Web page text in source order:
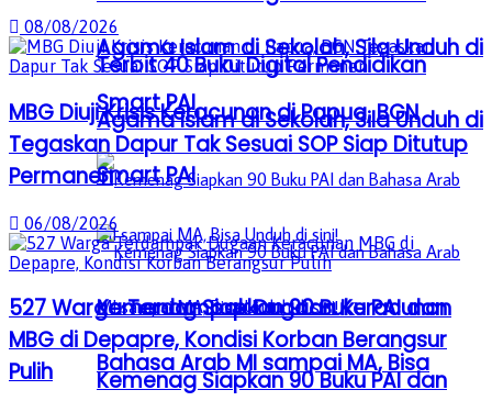
Agama Islam di Sekolah, Sila Unduh di
Smart PAI
Kemenag Siapkan 90 Buku PAI dan
Bahasa Arab MI sampai MA, Bisa
Terbit 40 Buku Digital Pendidikan
Agama Islam di Sekolah, Sila Unduh di
Smart PAI
Kemenag Siapkan 90 Buku PAI dan
08/08/2026
MBG Diuji Krisis Keracunan di Papua, BGN
Tegaskan Dapur Tak Sesuai SOP Siap Ditutup
Permanen
06/08/2026
527 Warga Terdampak Dugaan Keracunan
MBG di Depapre, Kondisi Korban Berangsur
Pulih